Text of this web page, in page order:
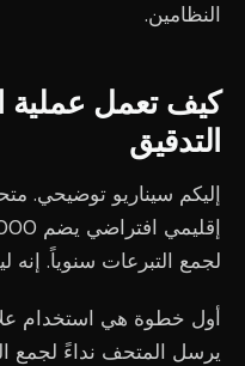
النظامين.
كيف تعمل عملية
التدقيق
إليكم سيناريو توضيحي.
لجمع التبرعات سنوياً.
أول خطوة هي استخدام
يرسل المتحف نداءً لجمع